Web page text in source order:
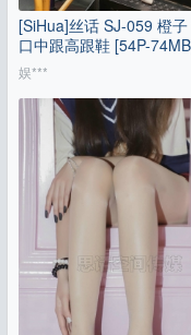
[SiHua]丝话 SJ-059 橙
口中跟高跟鞋 [54P-
娱***